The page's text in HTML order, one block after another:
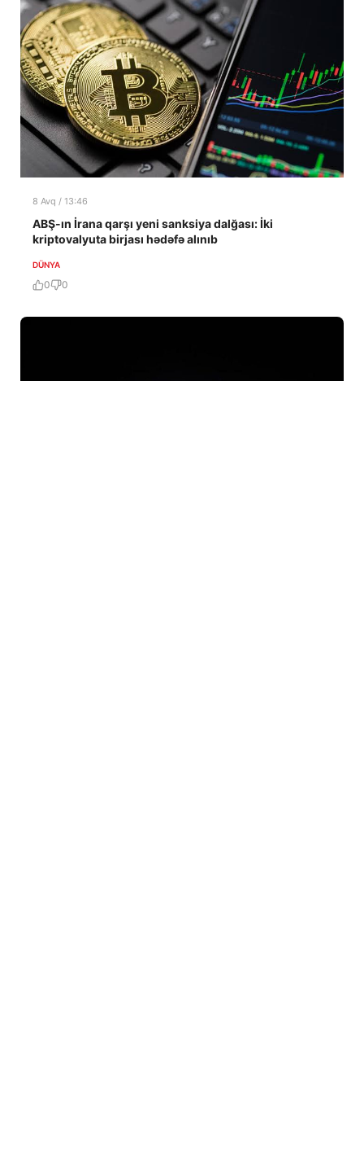
8 Avq / 13:46
ABŞ-ın İrana qarşı yeni sanksiya dalğası: İki
kriptovalyuta birjası hədəfə alınıb
DÜNYA
0 0